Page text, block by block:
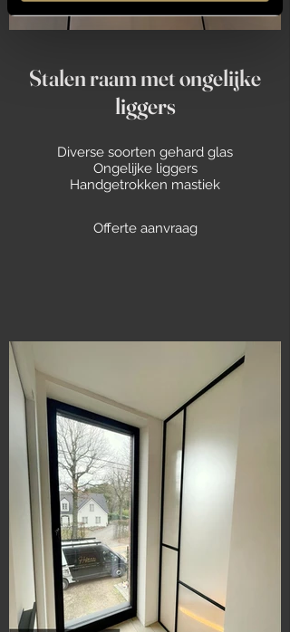
Stalen raam met ongelijke
liggers
Diverse soorten gehard glas
Ongelijke liggers
Handgetrokken mastiek
Offerte aanvraag